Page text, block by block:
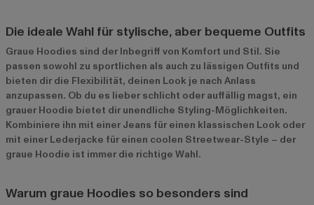
Die ideale Wahl für stylische, aber bequeme Outfits
Graue Hoodies sind der Inbegriff von Komfort und Stil. Sie
passen sowohl zu sportlichen als auch zu lässigen Outfits und
bieten dir die Flexibilität, deinen Look je nach Anlass
anzupassen. Ob du es lieber schlicht oder auffällig magst, ein
grauer Hoodie bietet dir unendliche Styling-Möglichkeiten.
Kombiniere ihn mit einer Jeans für einen klassischen Look oder
mit einer Lederjacke für einen coolen Streetwear-Style – der
graue Hoodie ist immer die richtige Wahl.
Warum graue Hoodies so besonders sind